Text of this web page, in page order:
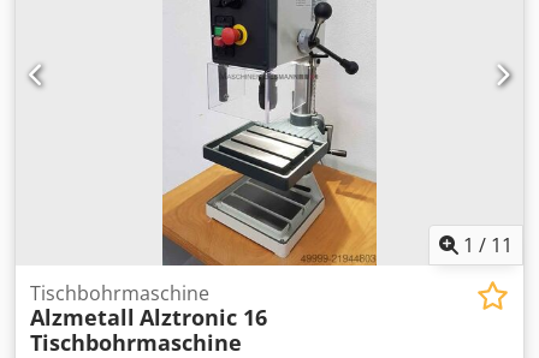
1 / 11
Tischbohrmaschine
Alzmetall Alztronic 16
Tischbohrmaschine